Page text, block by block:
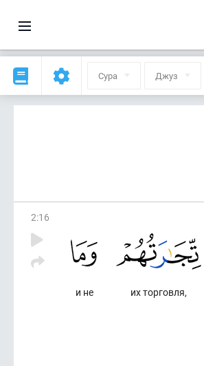
Сура Джуз
2:16
их торговля,
и не